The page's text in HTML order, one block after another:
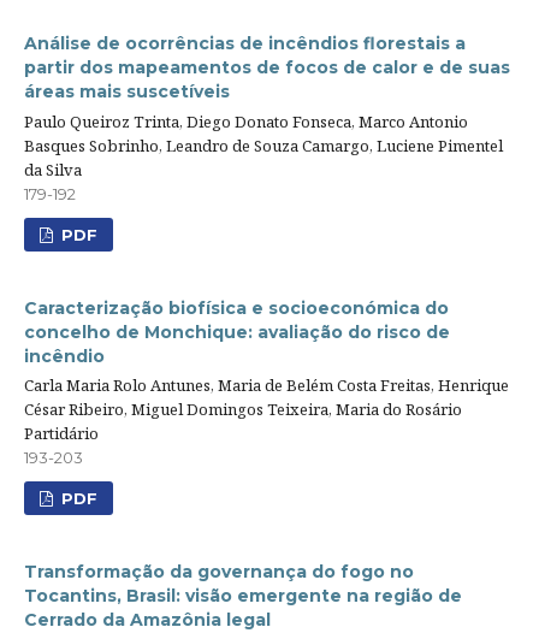
Análise de ocorrências de incêndios florestais a
partir dos mapeamentos de focos de calor e de suas
áreas mais suscetíveis
Paulo Queiroz Trinta, Diego Donato Fonseca, Marco Antonio
Basques Sobrinho, Leandro de Souza Camargo, Luciene Pimentel
da Silva
179-192
PDF
Caracterização biofísica e socioeconómica do
concelho de Monchique: avaliação do risco de
incêndio
Carla Maria Rolo Antunes, Maria de Belém Costa Freitas, Henrique
César Ribeiro, Miguel Domingos Teixeira, Maria do Rosário
Partidário
193-203
PDF
Transformação da governança do fogo no
Tocantins, Brasil: visão emergente na região de
Cerrado da Amazônia legal